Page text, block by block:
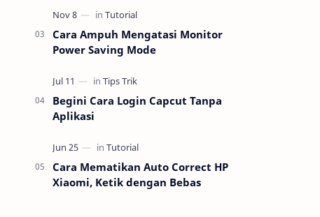
Cara Ampuh Mengatasi Monitor
Power Saving Mode
Begini Cara Login Capcut Tanpa
Aplikasi
Cara Mematikan Auto Correct HP
Xiaomi, Ketik dengan Bebas